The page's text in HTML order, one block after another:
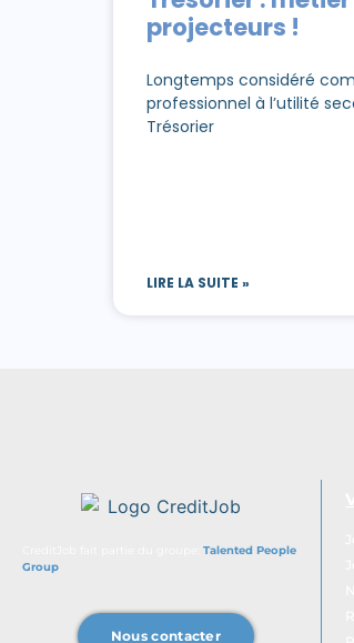
projecteurs !
Longtemps considéré
professionnel à l’utilité
Trésorier
LIRE LA SUITE »
Talented People
Group
Nous contacter